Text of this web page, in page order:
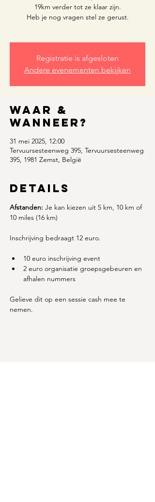
19km verder tot ze klaar zijn.
Heb je nog vragen stel ze gerust.
Registratie is afgesloten
Andere evenementen bekijken
Waar &
Wanneer?
31 mei 2025, 12:00
Tervuursesteenweg 395, Tervuursesteenweg
395, 1981 Zemst, België
Details
Afstanden: Je kan kiezen uit 5 km, 10 km of
10 miles (16 km)
Inschrijving bedraagt 12 euro.
10 euro inschrijving event
2 euro organisatie groepsgebeuren en
afhalen nummers
Gelieve dit op een sessie cash mee te
nemen.